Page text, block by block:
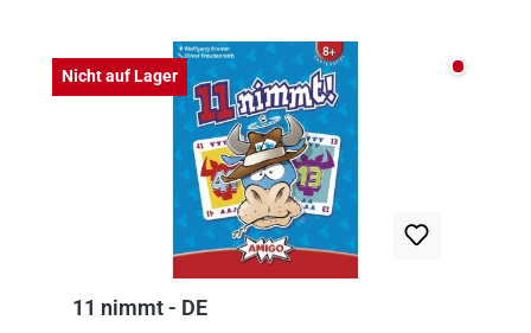
Nicht auf Lager Nicht
11 nimmt - DE